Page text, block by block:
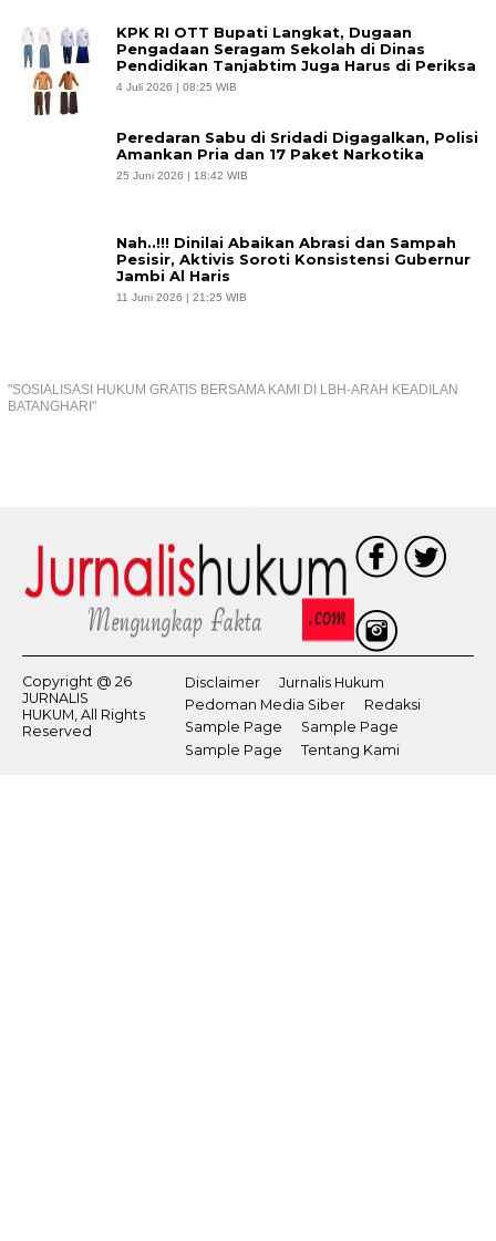
KPK RI OTT Bupati Langkat, Dugaan
Pengadaan Seragam Sekolah di Dinas
Pendidikan Tanjabtim Juga Harus di Periksa
4 Juli 2026 | 08:25 WIB
Peredaran Sabu di Sridadi Digagalkan, Polisi
Amankan Pria dan 17 Paket Narkotika
25 Juni 2026 | 18:42 WIB
Nah..!!! Dinilai Abaikan Abrasi dan Sampah
Pesisir, Aktivis Soroti Konsistensi Gubernur
Jambi Al Haris
11 Juni 2026 | 21:25 WIB
"SOSIALISASI HUKUM GRATIS BERSAMA KAMI DI LBH-ARAH KEADILAN
BATANGHARI"
Copyright @ 26
JURNALIS
HUKUM, All Rights
Reserved
Disclaimer
Jurnalis Hukum
Pedoman Media Siber
Redaksi
Sample Page
Sample Page
Sample Page
Tentang Kami